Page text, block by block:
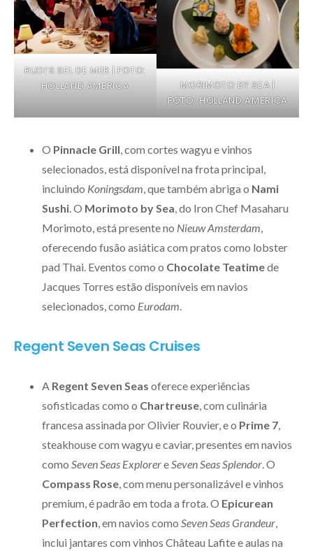
RUDI’S SEL DE MER | FOTO:
HOLLAND AMERICA
MORIMOTO BY SEA |
FOTO: HOLLAND AMERICA
O Pinnacle Grill, com cortes wagyu e vinhos
selecionados, está disponível na frota principal,
incluindo Koningsdam, que também abriga o Nami
Sushi. O Morimoto by Sea, do Iron Chef Masaharu
Morimoto, está presente no Nieuw Amsterdam,
oferecendo fusão asiática com pratos como lobster
pad Thai. Eventos como o Chocolate Teatimede
Jacques Torres estão disponíveis em navios
selecionados, como Eurodam.
Regent Seven Seas Cruises
A Regent Seven Seas oferece experiências
sofisticadas como o Chartreuse, com culinária
francesa assinada por Olivier Rouvier, e o Prime 7,
steakhouse com wagyu e caviar, presentes em navios
como Seven Seas ExplorereSeven Seas Splendor. O
Compass Rose, com menu personalizável e vinhos
premium, é padrão em toda a frota. O Epicurean
Perfection, em navios como Seven Seas Grandeur,
inclui jantares com vinhos Château Lafite e aulas na